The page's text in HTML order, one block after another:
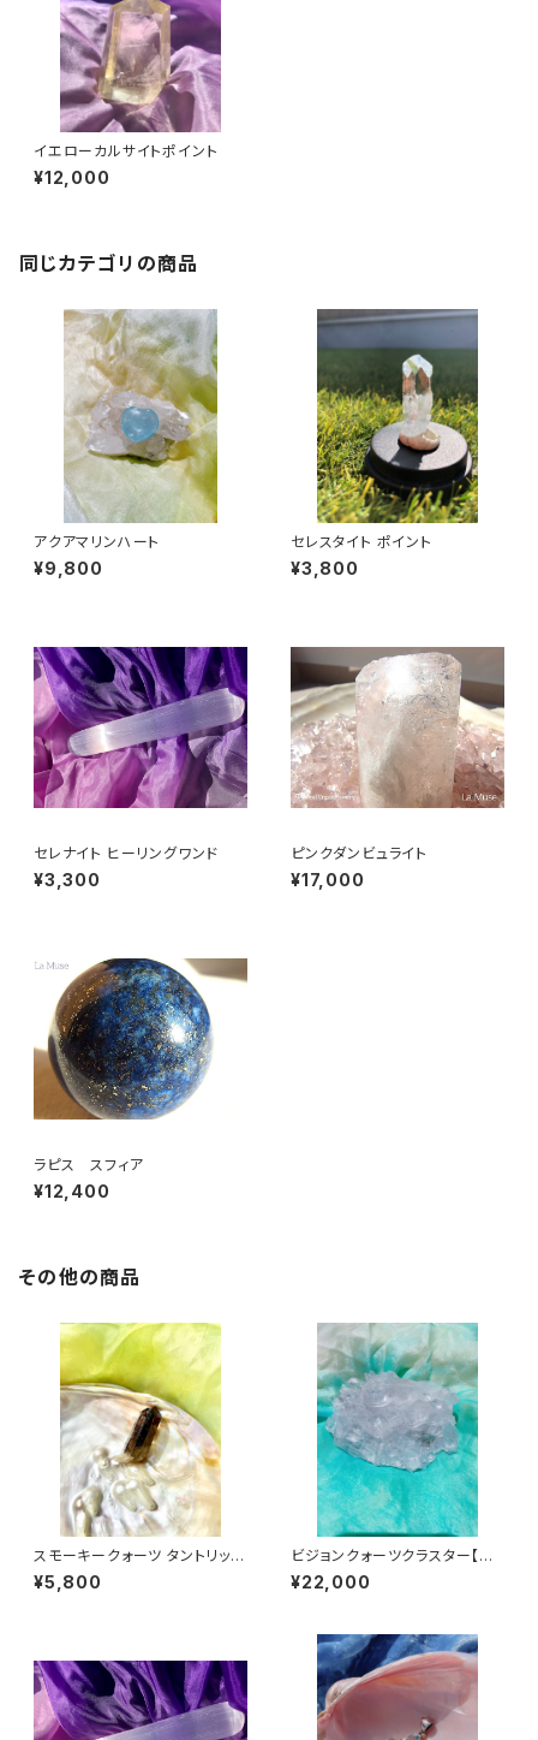
イエローカルサイトポイント
¥12,000
同じカテゴリの商品
アクアマリンハート
¥9,800
セレスタイト ポイント
¥3,800
セレナイト ヒーリングワンド
¥3,300
ピンクダンビュライト
¥17,000
ラピス スフィア
¥12,400
その他の商品
スモーキークォーツ タントリック
ツイン
¥5,800
ビジョンクォーツクラスター【レ
インボー】
¥22,000